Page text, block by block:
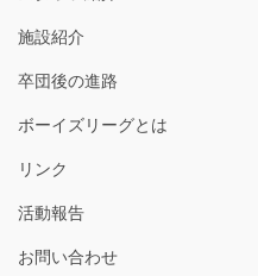
施設紹介
卒団後の進路
ボーイズリーグとは
リンク
活動報告
お問い合わせ